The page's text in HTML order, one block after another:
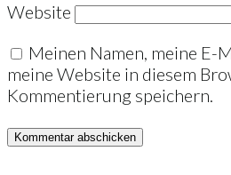
Website
Meinen Namen, meine E-
meine Website in diesem
Kommentierung speichern.